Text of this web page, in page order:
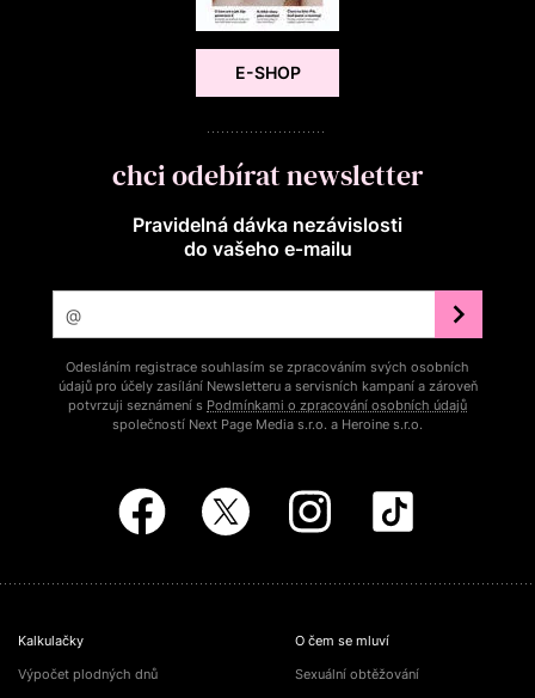
E-SHOP
chci odebírat newsletter
Pravidelná dávka nezávislosti
do vašeho e‑mailu
Odesláním registrace souhlasím se zpracováním svých osobních
údajů pro účely zasílání Newsletteru a servisních kampaní a zároveň
potvrzuji seznámení s Podmínkami o zpracování osobních údajů
společností Next Page Media s.r.o. a Heroine s.r.o.
Kalkulačky
Výpočet plodných dnů
O čem se mluví
Sexuální obtěžování